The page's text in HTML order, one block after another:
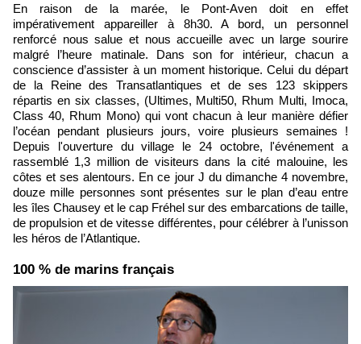
En raison de la marée, le Pont-Aven doit en effet
impérativement appareiller à 8h30. A bord, un personnel
renforcé nous salue et nous accueille avec un large sourire
malgré l’heure matinale. Dans son for intérieur, chacun a
conscience d’assister à un moment historique. Celui du départ
de la Reine des Transatlantiques et de ses 123 skippers
répartis en six classes, (Ultimes, Multi50, Rhum Multi, Imoca,
Class 40, Rhum Mono) qui vont chacun à leur manière défier
l’océan pendant plusieurs jours, voire plusieurs semaines !
Depuis l'ouverture du village le 24 octobre, l'événement a
rassemblé 1,3 million de visiteurs dans la cité malouine, les
côtes et ses alentours. En ce jour J du dimanche 4 novembre,
douze mille personnes sont présentes sur le plan d’eau entre
les îles Chausey et le cap Fréhel sur des embarcations de taille,
de propulsion et de vitesse différentes, pour célébrer à l’unisson
les héros de l’Atlantique.
100 % de marins français